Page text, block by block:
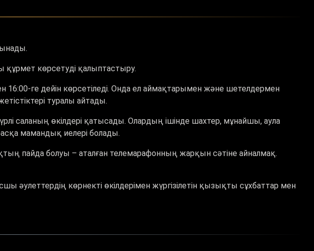
көрсетуді қалыптастыру.
ге дейін көрсетіледі. Онда ел аймақтарымен және шетелдермен
туралы айтады.
саланың өкілдері қатысады. Олардың ішінде шахтер, мұнайшы, аула
мамандық иелері болады.
пайда болуы – аталған телемарафонның жарқын сәтіне айналмақ.
көрнекті өкілдерімен жүргізілетін қызықты сұхбаттар мен